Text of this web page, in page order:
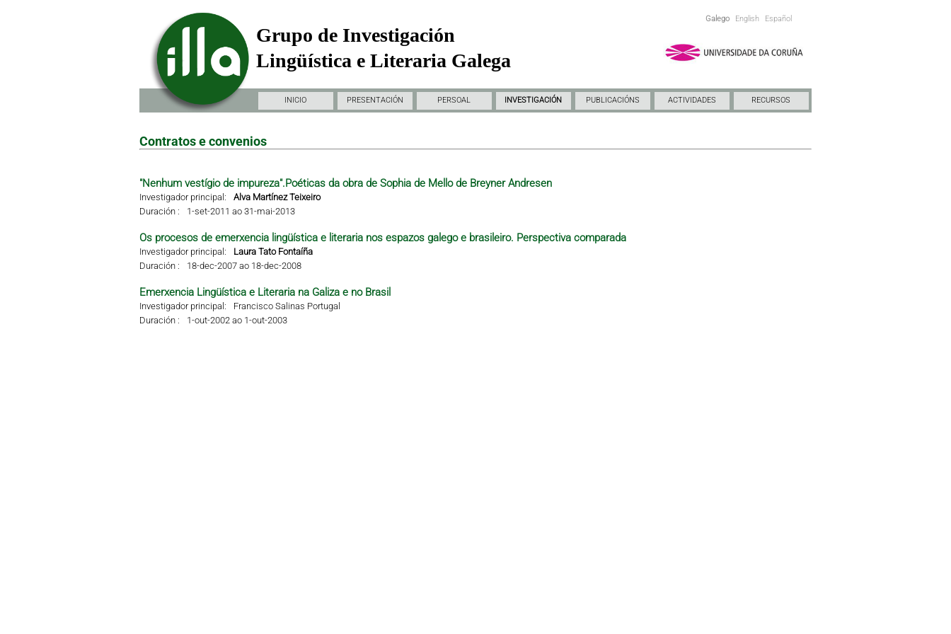
Galego English Español
Grupo de Investigación
Lingüística e Literaria Galega
INICIO PRESENTACIÓN PERSOAL INVESTIGACIÓN PUBLICACIÓNS ACTIVIDADES RECURSOS
Contratos e convenios
"Nenhum vestígio de impureza".Poéticas da obra de Sophia de Mello de Breyner Andresen
Investigador principal:
Alva Martínez Teixeiro
Duración :
1-set-2011 ao 31-mai-2013
Os procesos de emerxencia lingüística e literaria nos espazos galego e brasileiro. Perspectiva comparada
Investigador principal:
Laura Tato Fontaíña
Duración :
18-dec-2007 ao 18-dec-2008
Emerxencia Lingüística e Literaria na Galiza e no Brasil
Investigador principal:
Francisco Salinas Portugal
Duración :
1-out-2002 ao 1-out-2003